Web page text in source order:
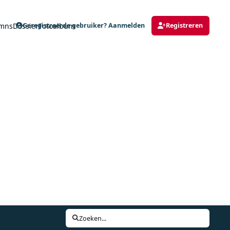
DossierFotoalbum
Geregistreerde gebruiker? Aanmelden Registreren
Zoeken...